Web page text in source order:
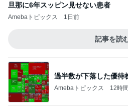
旦那に6年スッピン見せない患者
Amebaトピックス 1日前
記事を読
過半数が下落した優待
Amebaトピックス 12時